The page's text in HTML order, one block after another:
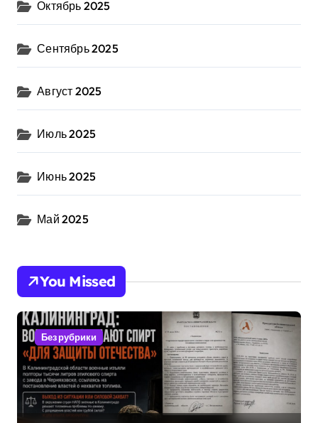
Октябрь 2025
Сентябрь 2025
Август 2025
Июль 2025
Июнь 2025
Май 2025
You Missed
Без рубрики